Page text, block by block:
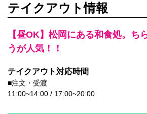
テイクアウト情報
【昼OK】松岡にある和食処。ち
うが人気！！
テイクアウト対応時間
■注文・受渡
11:00~14:00 / 17:00~20:00